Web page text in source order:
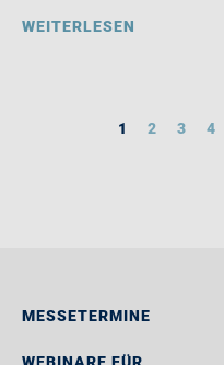
WEITERLESEN
1 2 3 4
MESSETERMINE